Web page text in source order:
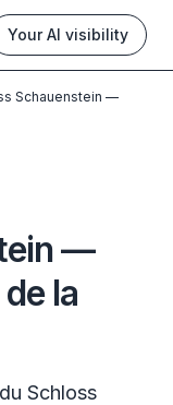
Your AI visibility
Schauenstein —
—
la
Schloss